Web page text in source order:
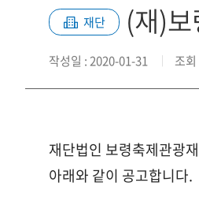
재단 (재)
작성일 : 2020-01-31 조회
재단법인 보령축제관광
아래와 같이 공고합니다.